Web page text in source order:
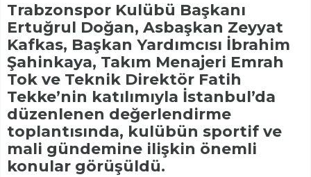
Trabzonspor Kulübü Başkanı
Ertuğrul Doğan, Asbaşkan Zeyyat
Kafkas, Başkan Yardımcısı İbrahim
Şahinkaya, Takım Menajeri Emrah
Tok ve Teknik Direktör Fatih
Tekke’nin katılımıyla İstanbul’da
düzenlenen değerlendirme
toplantısında, kulübün sportif ve
mali gündemine ilişkin önemli
konular görüşüldü.